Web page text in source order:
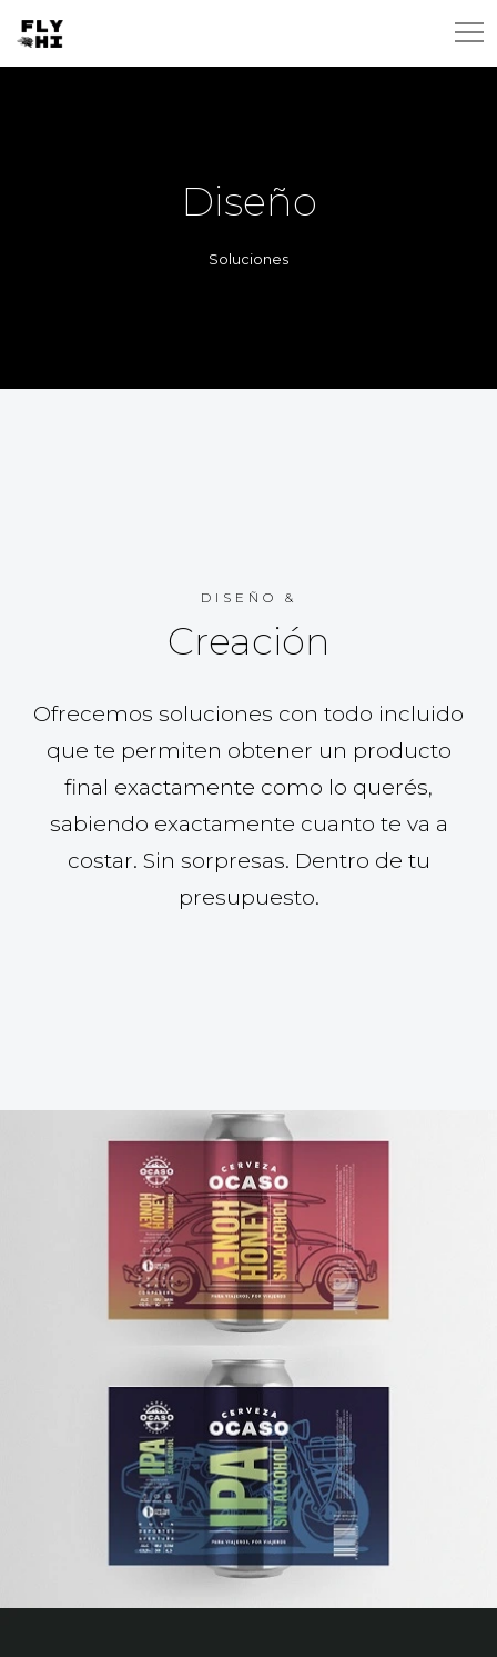
Diseño
Soluciones
DISEÑO &
Creación
Ofrecemos soluciones con todo incluido
que te permiten obtener un producto
final exactamente como lo querés,
sabiendo exactamente cuanto te va a
costar. Sin sorpresas. Dentro de tu
presupuesto.